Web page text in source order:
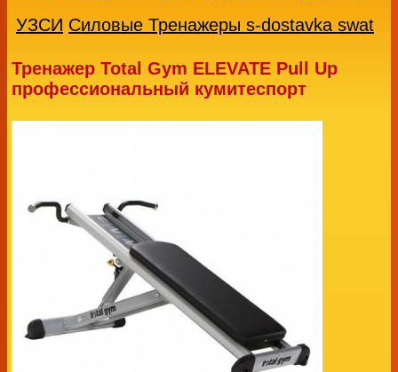
УЗСИ Силовые Тренажеры s-dostavka swat
Тренажер Total Gym ELEVATE Pull Up
профессиональный кумитеспорт